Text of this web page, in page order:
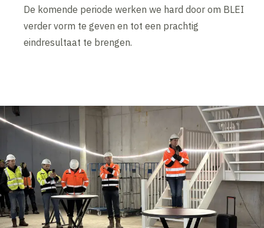
De komende periode werken we hard door om BLEI
verder vorm te geven en tot een prachtig
eindresultaat te brengen.